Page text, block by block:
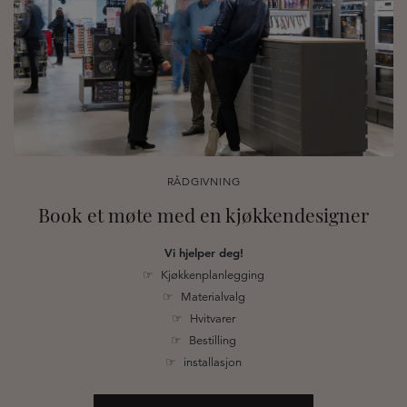
RÅDGIVNING
Book et møte med en kjøkkendesigner
Vi hjelper deg!
☞ Kjøkkenplanlegging
☞ Materialvalg
☞ Hvitvarer
☞ Bestilling
☞ installasjon